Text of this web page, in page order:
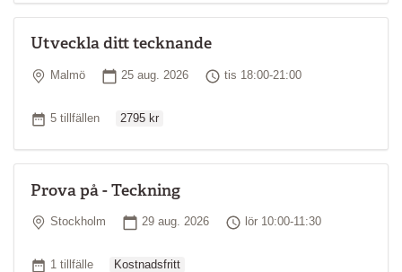
Utveckla ditt tecknande
Plats
Malmö Startdatum
25 aug. 2026 Tid
tis 18:00-21:00
Antal tillfällen
5 tillfällen 2795 kr
Prova på - Teckning
Plats
Stockholm Startdatum
29 aug. 2026 Tid
lör 10:00-11:30
Antal tillfällen
1 tillfälle Kostnadsfritt